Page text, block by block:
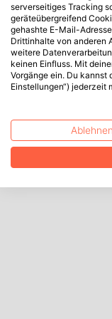
serverseitiges Tracking
geräteübergreifend
gehashte E-Mail-
Drittinhalte von anderen
weitere
keinen Einfluss. Mit
Vorgänge ein. Du kannst
Einstellungen“) jederzeit
Ablehnen